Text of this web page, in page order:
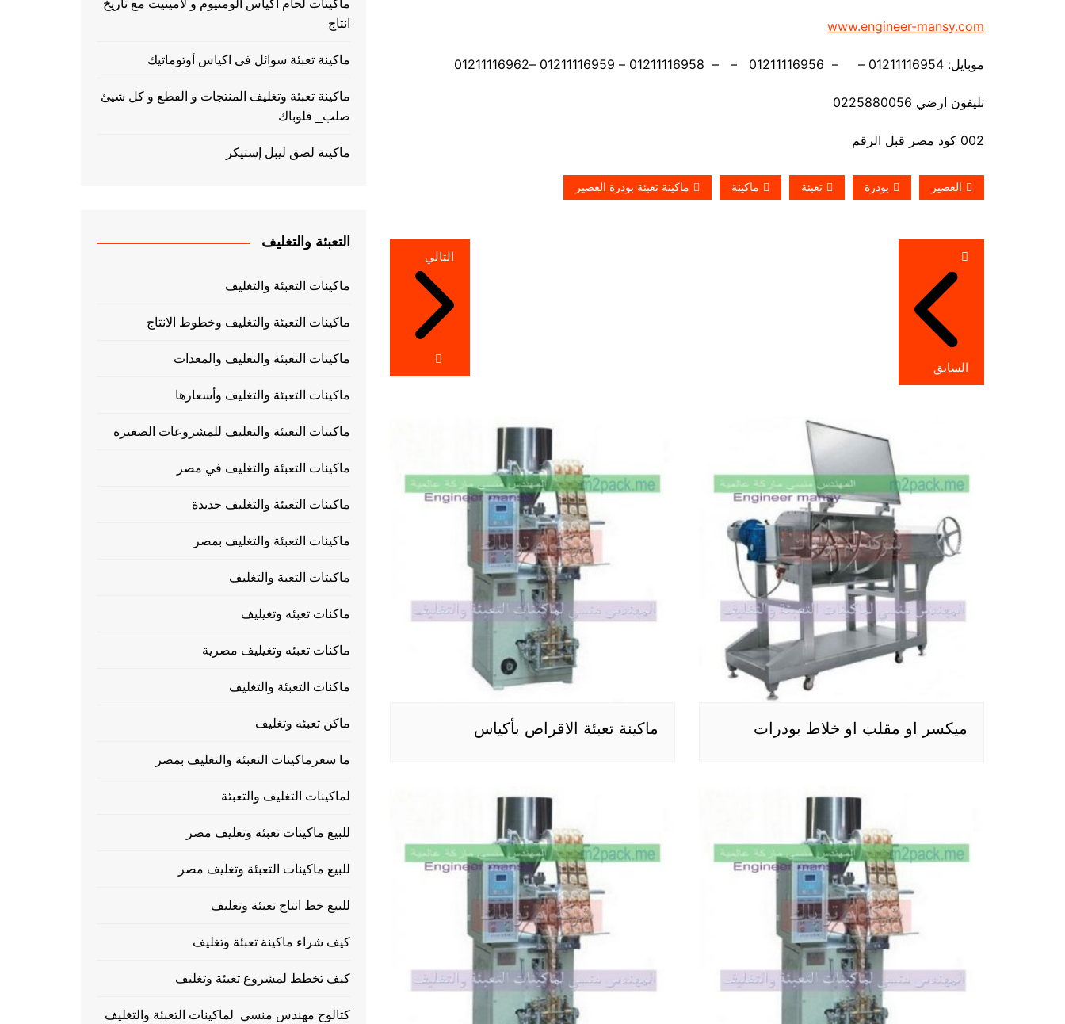
www.engineer-mansy.com
موبايل: 01211116954 – – 01211116956 – – 01211116958 – 01211116959 –01211116962
تليفون ارضي 0225880056
002 كود مصر قبل الرقم
العصير بودرة تعبئة ماكينة ماكينة تعبئة بودرة العصير
تصفّح
المقالات
السابق
التالي
ميكسر او مقلب او خلاط بودرات ماكينة تعبئة الاقراص بأكياس
ماكينات لحام اكياس الومنيوم و لامينيت مع تاريخ
انتاج
ماكينة تعبئة سوائل فى اكياس أوتوماتيك
ماكينة تعبئة وتغليف المنتجات و القطع و كل شيئ
صلب_ فلوباك
ماكينة لصق ليبل إستيكر
التعبئة والتغليف
ماكينات التعبئة والتغليف
ماكينات التعبئة والتغليف وخطوط الانتاج
ماكينات التعبئة والتغليف والمعدات
ماكينات التعبئة والتغليف وأسعارها
ماكينات التعبئة والتغليف للمشروعات الصغيره
ماكينات التعبئة والتغليف في مصر
ماكينات التعبئة والتغليف جديدة
ماكينات التعبئة والتغليف بمصر
ماكيتات التعبة والتغليف
ماكنات تعبئه وتغيليف
ماكنات تعبئه وتغيليف مصرية
ماكنات التعبئة والتغليف
ماكن تعبئه وتغليف
ما سعرماكينات التعبئة والتغليف بمصر
لماكينات التغليف والتعبئة
للبيع ماكينات تعبئة وتغليف مصر
للبيع ماكينات التعبئة وتغليف مصر
للبيع خط انتاج تعبئة وتغليف
كيف شراء ماكينة تعبئة وتغليف
كيف تخطط لمشروع تعبئة وتغليف
كتالوج مهندس منسي لماكينات التعبئة والتغليف